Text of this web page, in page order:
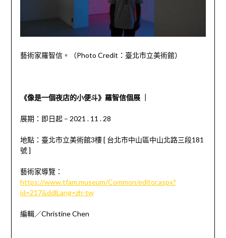
藝術家羅智信。（Photo Credit ：臺北市立美術館）
《像是一個夜店的小便斗》羅智信個展 ｜
展期：即日起– 2021 . 11 . 28
地點：臺北市立美術館3樓[ 台北市中山區中山北路三段181
號]
藝術家導覽：
https://www.tfam.museum/Common/editor.aspx?
id=217&ddlLang=zh-tw
編輯／Christine Chen